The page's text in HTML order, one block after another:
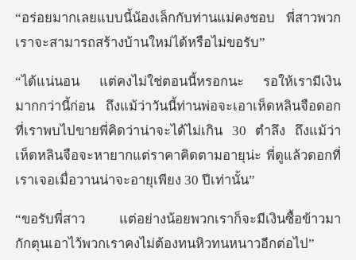
่านแม่คงชอบ พี่สาวพวก
เราจะสามา
จะเอาเห็ดหลินจือดอก
ที่เราพบไปขายพี่คิดว่าน่าจะได้ไม่เกิน 30 ตำลึง ถึงแม้ว่า
เห็ดหลินจือ
็จะมีเงินซื้อข้าวมา
กักตุนเอาไว้พ